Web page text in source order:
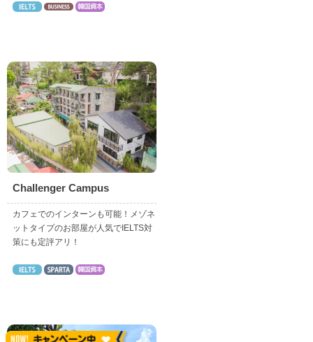
Challenger Campus
カフェでのインターンも可能！メゾネ
ットタイプのお部屋が人気でIELTS対
策にも定評アリ！